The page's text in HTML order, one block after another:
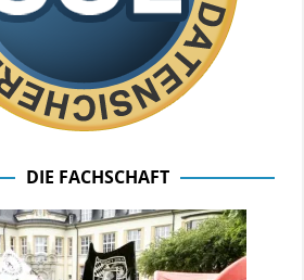
DIE FACHSCHAFT